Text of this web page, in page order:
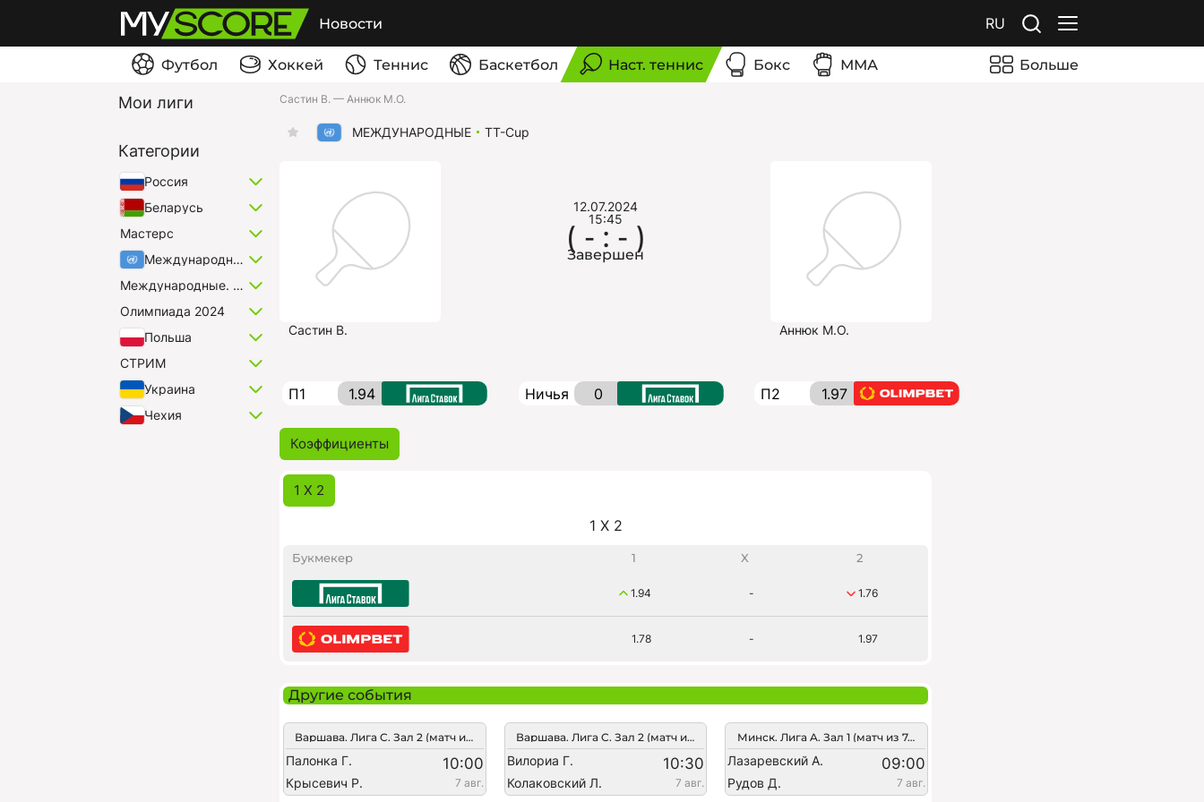
Новости RU
Футбол Хоккей Теннис Баскетбол Наст. теннис Бокс ММА Больше
Мои лиги
Категории
Россия
Беларусь
Мастерс
Международные
Международные. Микст
Олимпиада 2024
Польша
СТРИМ
Украина
Чехия
Састин В. — Аннюк М.О.
МЕЖДУНАРОДНЫЕ TT-Cup
Састин В.
12.07.2024
15:45
( - : - )
Завершен
Аннюк М.О.
П1 1.94 Ничья 0 П2 1.97
Коэффициенты
1 X 2
1 X 2
Букмекер 1 X 2
1.94 - 1.76
1.78 - 1.97
Другие события
Варшава. Лига C. Зал 2 (матч из 7-и сетов)
Палонка Г. 10:00
Крысевич Р. 7 авг.
Варшава. Лига C. Зал 2 (матч из 7-и сетов)
Вилориа Г. 10:30
Колаковский Л. 7 авг.
Минск. Лига A. Зал 1 (матч из 7-и сетов)
Лазаревский А. 09:00
Рудов Д. 7 авг.